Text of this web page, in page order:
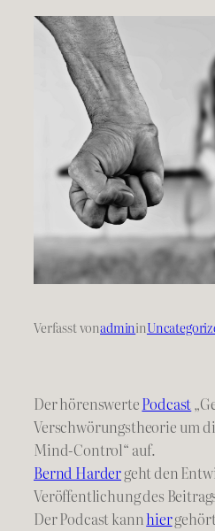
Verfasst vonadminin
Der hörenswertePodcast
Verschwörungstheorie um
Mind-Control“ auf.
Bernd Hardergeht den
Veröffentlichung des
Der Podcast kannhier